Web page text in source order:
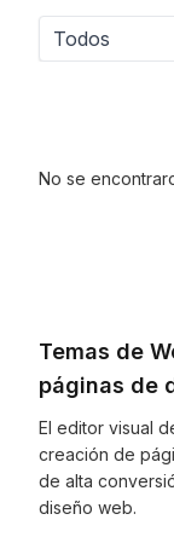
No se
Temas de
páginas de
El editor visual
creación de
de alta
diseño web.